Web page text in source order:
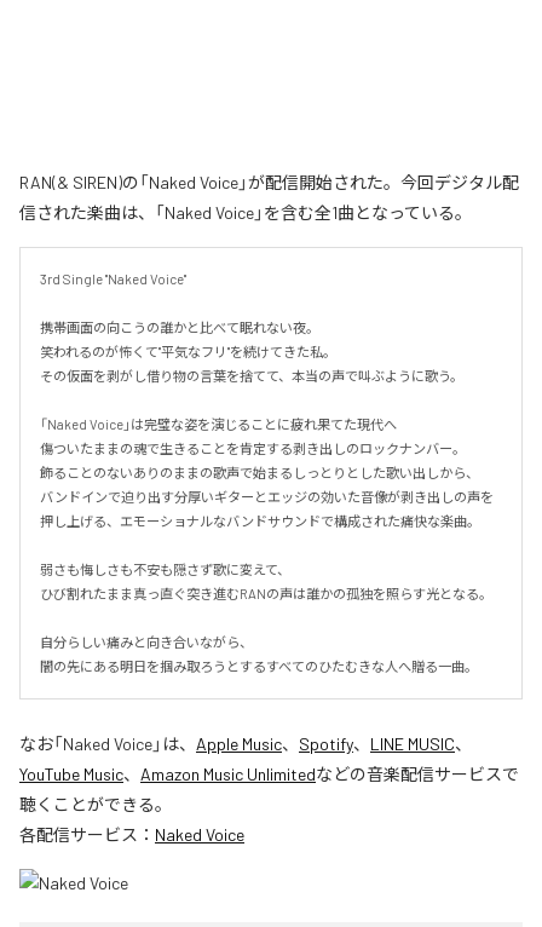
RAN(& SIREN)の「Naked Voice」が配信開始された。今回デジタル配
信された楽曲は、「Naked Voice」を含む全1曲となっている。
3rd Single "Naked Voice"
携帯画面の向こうの誰かと比べて眠れない夜。
笑われるのが怖くて"平気なフリ"を続けてきた私。
その仮面を剥がし借り物の言葉を捨てて、本当の声で叫ぶように歌う。
「Naked Voice」は完璧な姿を演じることに疲れ果てた現代へ
傷ついたままの魂で生きることを肯定する剥き出しのロックナンバー。
飾ることのないありのままの歌声で始まるしっとりとした歌い出しから、
バンドインで迫り出す分厚いギターとエッジの効いた音像が剥き出しの声を
押し上げる、エモーショナルなバンドサウンドで構成された痛快な楽曲。
弱さも悔しさも不安も隠さず歌に変えて、
ひび割れたまま真っ直ぐ突き進むRANの声は誰かの孤独を照らす光となる。
自分らしい痛みと向き合いながら、
闇の先にある明日を掴み取ろうとするすべてのひたむきな人へ贈る一曲。
なお「Naked Voice」は、 Apple Music、 Spotify、 LINE MUSIC、
YouTube Music、 Amazon Music Unlimitedなどの音楽配信サービスで
聴くことができる。
各配信サービス： Naked Voice